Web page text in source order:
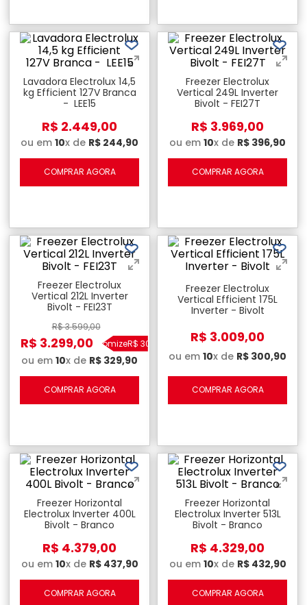
Lavadora Electrolux 14,5
kg Efficient 127V Branca
- LEE15
R$ 2.449,00
ou em 10x de R$ 244,90
COMPRAR AGORA
Freezer Electrolux
Vertical 249L Inverter
Bivolt - FEI27T
R$ 3.969,00
ou em 10x de R$ 396,90
COMPRAR AGORA
Freezer Electrolux
Vertical 212L Inverter
Bivolt - FEI23T
R$3.599,00
R$ 3.299,00
EconomizeR$ 300
ou em 10x de R$ 329,90
COMPRAR AGORA
Freezer Electrolux
Vertical Efficient 175L
Inverter - Bivolt
R$ 3.009,00
ou em 10x de R$ 300,90
COMPRAR AGORA
Freezer Horizontal
Electrolux Inverter 400L
Bivolt - Branco
R$ 4.379,00
ou em 10x de R$ 437,90
COMPRAR AGORA
Freezer Horizontal
Electrolux Inverter 513L
Bivolt - Branco
R$ 4.329,00
ou em 10x de R$ 432,90
COMPRAR AGORA